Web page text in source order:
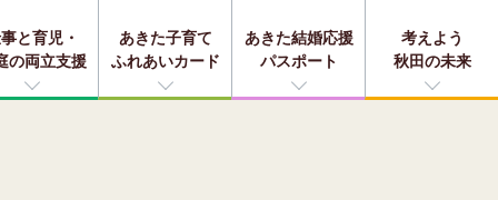
と育児・
の両立支援
あきた子育て
ふれあいカード
あきた結婚応援
パスポート
考えよう
秋田の未来